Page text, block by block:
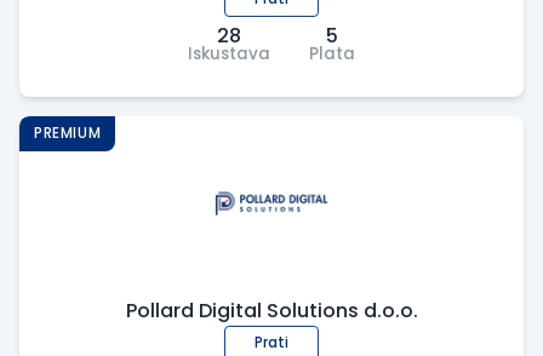
28
Iskustava
5
Plata
Pollard Digital Solutions d.o.o.
Prati
PREMIUM